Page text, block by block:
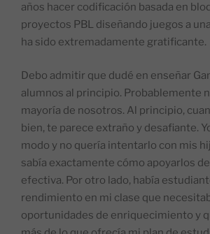
años hacer codificación basada en
proyectos PBL diseñando juegos a
ha sido extremadamente gratificante.
Debo admitir que dudé en enseñar
alumnos al principio. Probablemente
mayoría de nosotros. Al principio,
bien, te parece extraño y desafiante.
modo y no quería intentarlo con mis
sabía exactamente cómo apoyarlos
efectiva. Por otro lado, había
rendimiento en mi clase que
oportunidades de enriquecimiento y